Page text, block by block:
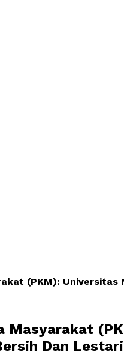
(PKM):
Masyarakat
Dan Lestari